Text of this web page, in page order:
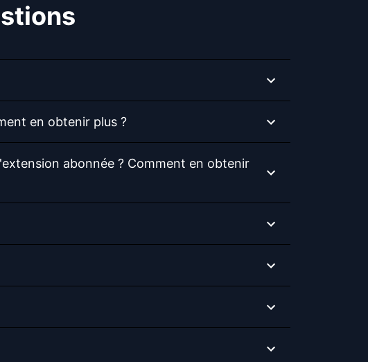
en obtenir plus ?
abonnée ? Comment en obtenir